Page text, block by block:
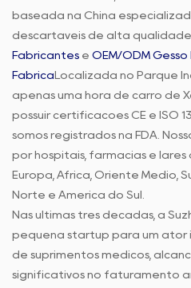
baseada na China
descartáveis de alta qualidade.
Fabricantes e OEM/ODM
Fábrica Localizada no Parque
apenas uma hora de carro de
possuir certificações CE e ISO
somos registrados na FDA.
por hospitais, farmácias e
Europa, África, Oriente Médio,
Norte e América do Sul.
Nas últimas três décadas, a
pequena startup para um ator
de suprimentos médicos,
significativos no faturamento